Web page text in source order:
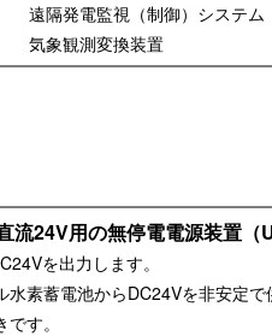
遠隔発電監視（制御）システム
気象観測変換装置
24V用の無停電電源装置（
を出力します。
素蓄電池からDC24Vを非安定
す。